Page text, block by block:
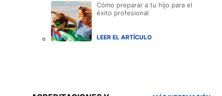
Cómo preparar a tu hijo para el
éxito profesional
LEER EL ARTÍCULO